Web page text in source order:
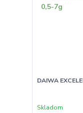
DAIWA
Skladom